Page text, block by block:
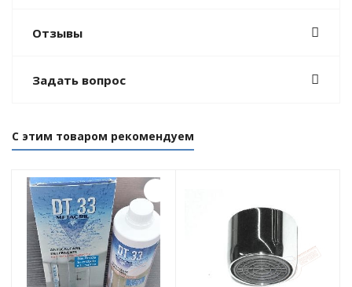
Отзывы
Задать вопрос
С этим товаром рекомендуем